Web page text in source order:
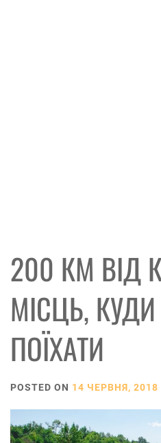
200 КМ ВІД
МІСЦЬ,
ПОЇХАТИ
POSTED ON 14 ЧЕРВНЯ, 2018